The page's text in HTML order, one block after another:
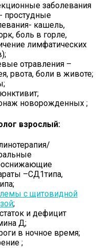
заболевания
простудные
кашель,
боль в горле,
лимфатических
отравления –
рвота, боли в животе;
новорожденных ;
взрослый:
–СД1типа,
с щитовидной
;
и дефицит
Д;
в ночное время;
;